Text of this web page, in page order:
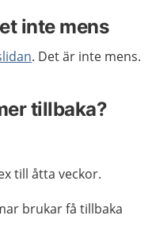
inte mens
. Det är inte mens.
tillbaka?
till åtta veckor.
brukar få tillbaka